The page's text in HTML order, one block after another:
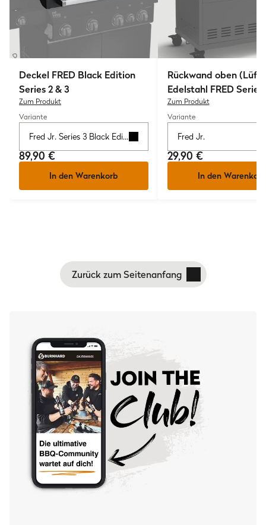
Deckel FRED Black Edition
Series 2 & 3
Zum Produkt
Variante
Fred Jr. Series 3 Black Edition
89,90 €
In den Warenkorb
Rückwand oben
Edelstahl FRED Series
Zum Produkt
Variante
Fred Jr.
29,90 €
In den Warenkorb
Zurück zum Seitenanfang